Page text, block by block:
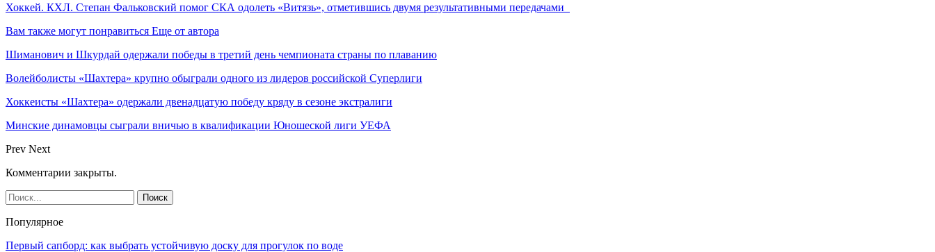
Хоккей. КХЛ. Степан Фальковский помог СКА одолеть «Витязь», отметившись двумя результативными передачами
Вам также могут понравиться Еще от автора
Шиманович и Шкурдай одержали победы в третий день чемпионата страны по плаванию
Волейболисты «Шахтера» крупно обыграли одного из лидеров российской Суперлиги
Хоккеисты «Шахтера» одержали двенадцатую победу кряду в сезоне экстралиги
Минские динамовцы сыграли вничью в квалификации Юношеской лиги УЕФА
Prev Next
Комментарии закрыты.
Популярное
Первый сапборд: как выбрать устойчивую доску для прогулок по воде